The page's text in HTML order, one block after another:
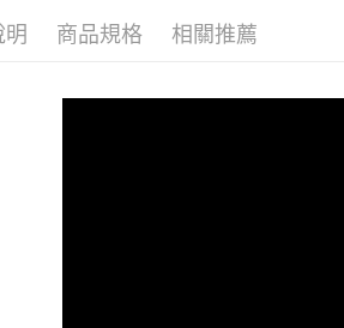
明 商品規格 相關推薦